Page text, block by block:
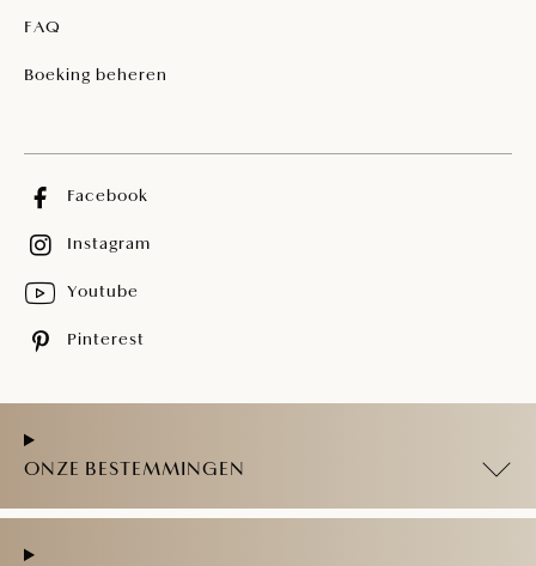
FAQ
Boeking beheren
Facebook
Instagram
Youtube
Pinterest
ONZE BESTEMMINGEN